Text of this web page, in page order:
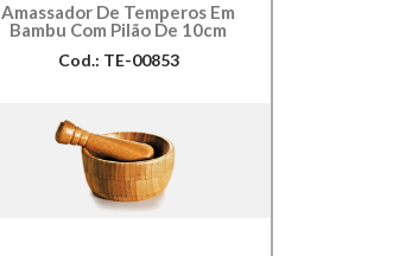
Amassador De Temperos Em
Bambu Com Pilão De 10cm
Cod.: TE-00853